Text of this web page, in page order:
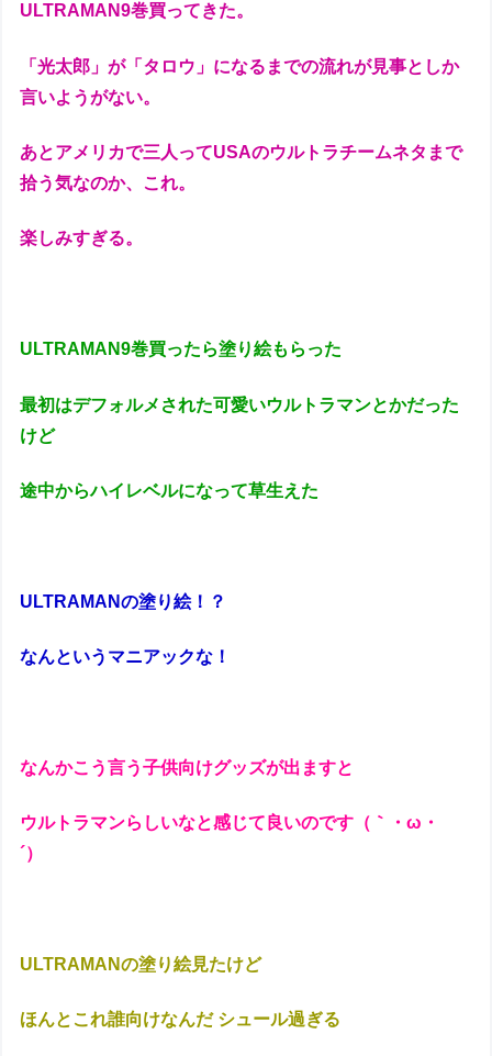
ULTRAMAN9巻買ってきた。
「光太郎」が「タロウ」になるまでの流れが見事としか
言いようがない。
あとアメリカで三人ってUSAのウルトラチームネタまで
拾う気なのか、これ。
楽しみすぎる。
ULTRAMAN9巻買ったら塗り絵もらった
最初はデフォルメされた可愛いウルトラマンとかだった
けど
途中からハイレベルになって草生えた
ULTRAMANの塗り絵！？
なんというマニアックな！
なんかこう言う子供向けグッズが出ますと
ウルトラマンらしいなと感じて良いのです（｀・ω・
´）ゝ
ULTRAMANの塗り絵見たけど
ほんとこれ誰向けなんだ シュール過ぎる